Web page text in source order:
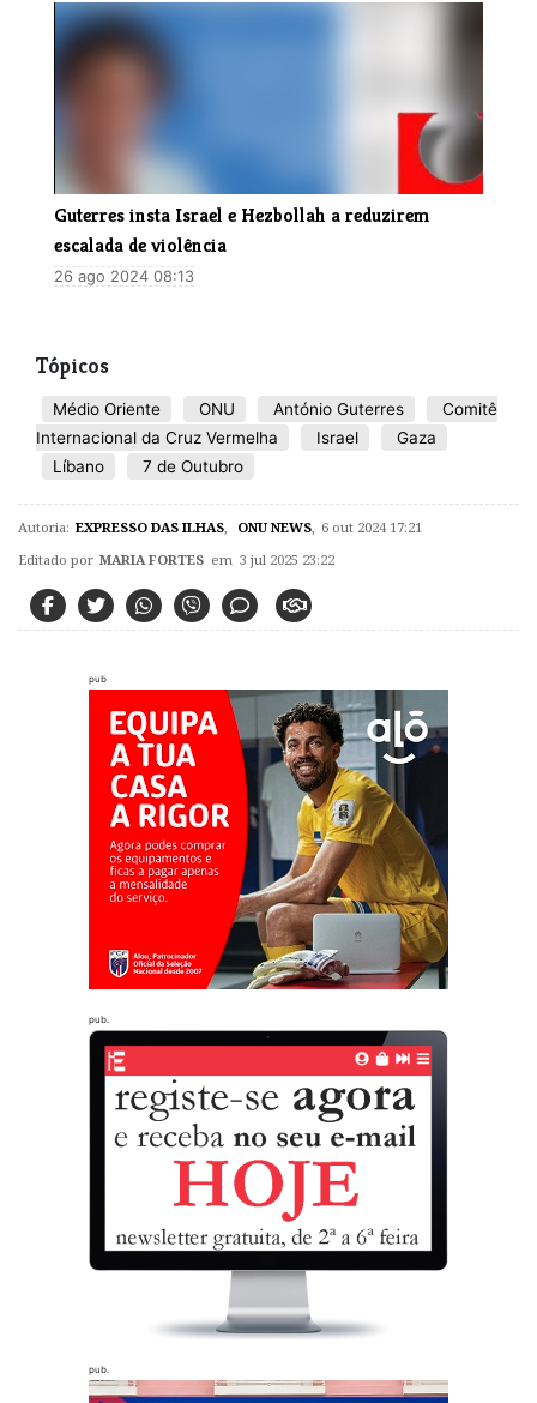
Guterres insta Israel e Hezbollah a reduzirem
escalada de violência
26 ago 2024 08:13
Tópicos
Médio Oriente ONU António Guterres
Comitê
Internacional da Cruz Vermelha
Israel
Gaza
Líbano
7 de Outubro
Autoria: EXPRESSO DAS ILHAS ONU NEWS 6 out 2024 17:21
Editado por MARIA FORTES em 3 jul 2025 23:22
pub
pub.
pub.